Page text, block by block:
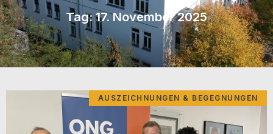
Tag: 17. November 2025
AUSZEICHNUNGEN & BEGEGNUNGEN